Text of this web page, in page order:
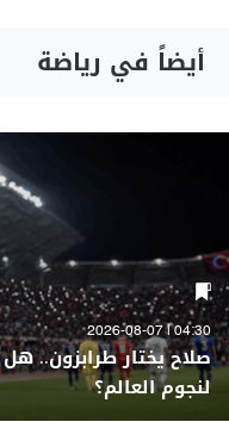
أيضاً في رياضة
04:30 | 2026-08-07
صلاح يختار طرابزون..
لنجوم العالم؟